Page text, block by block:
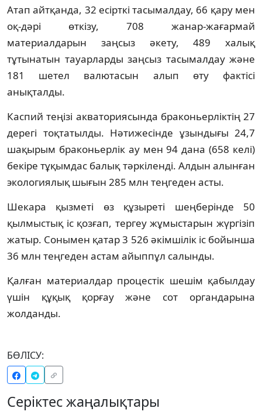
Атап айтқанда, 32 есірткі тасымалдау, 66 қару мен
оқ-дәрі өткізу, 708 жанар-жағармай
материалдарын заңсыз әкету, 489 халық
тұтынатын тауарларды заңсыз тасымалдау және
181 шетел валютасын алып өту фактісі
анықталды.
Каспий теңізі акваториясында браконьерліктің 27
дерегі тоқтатылды. Нәтижесінде ұзындығы 24,7
шақырым браконьерлік ау мен 94 дана (658 келі)
бекіре тұқымдас балық тәркіленді. Алдын алынған
экологиялық шығын 285 млн теңгеден асты.
Шекара қызметі өз құзыреті шеңберінде 50
қылмыстық іс қозғап, тергеу жұмыстарын жүргізіп
жатыр. Сонымен қатар 3 526 әкімшілік іс бойынша
36 млн теңгеден астам айыппұл салынды.
Қалған материалдар процестік шешім қабылдау
үшін құқық қорғау және сот органдарына
жолданды.
БӨЛІСУ:
Серіктес жаңалықтары